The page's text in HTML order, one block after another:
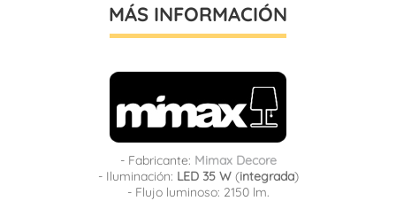
MÁS INFORMACIÓN
- Fabricante: Mimax Decore
- Iluminación: LED 35 W(integrada)
- Flujo luminoso: 2150 lm.